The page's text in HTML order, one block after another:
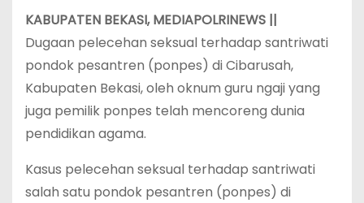
KABUPATEN BEKASI, MEDIAPOLRINEWS ||
Dugaan pelecehan seksual terhadap santriwati
pondok pesantren (ponpes) di Cibarusah,
Kabupaten Bekasi, oleh oknum guru ngaji yang
juga pemilik ponpes telah mencoreng dunia
pendidikan agama.
Kasus pelecehan seksual terhadap santriwati
salah satu pondok pesantren (ponpes) di